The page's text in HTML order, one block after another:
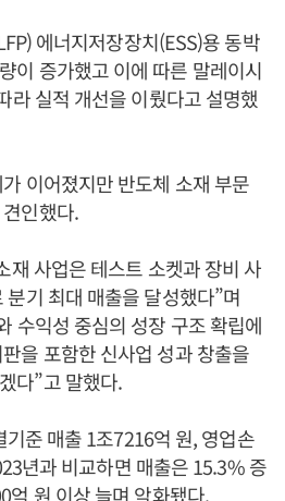
에너지저장장치(ESS)용 동박
이 증가했고 이에 따른 말레이시
라 실적 개선을 이뤘다고 설명했
이어졌지만 반도체 소재 부문
인했다.
재 사업은 테스트 소켓과 장비 사
기 최대 매출을 달성했다”며
수익성 중심의 성장 구조 확립에
을 포함한 신사업 성과 창출을
다”고 말했다.
준 매출 1조7216억 원, 영업손
년과 비교하면 매출은 15.3% 증
억 원 이상 늘며 악화됐다.